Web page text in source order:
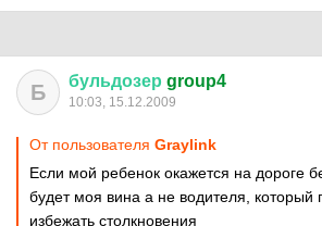
Б бульдозер group4
10:03, 15.12.2009
От пользователя Graylink
Если мой ребенок окажется на дороге
будет моя вина а не водителя, который
избежать столкновения